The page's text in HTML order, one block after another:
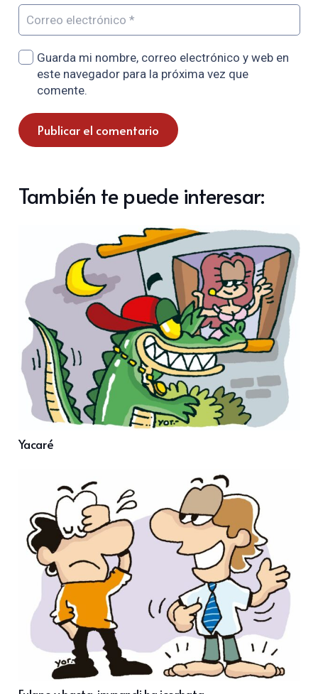
Guarda mi nombre, correo electrónico y web en
este navegador para la próxima vez que
comente.
Publicar el comentario
También te puede interesar:
Yacaré